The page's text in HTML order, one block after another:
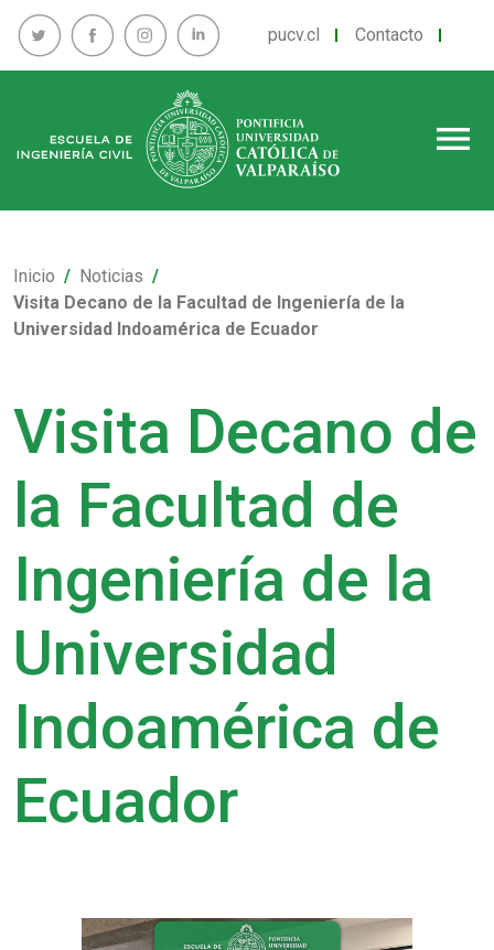
pucv.cl Contacto
menu
Inicio
Noticias
Visita Decano de la Facultad de Ingeniería de la
Universidad Indoamérica de Ecuador
Visita Decano de
la Facultad de
Ingeniería de la
Universidad
Indoamérica de
Ecuador